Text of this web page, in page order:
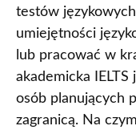
testów
umiejętności
lub pracować w
akademicka
osób planujących
zagranicą. Na